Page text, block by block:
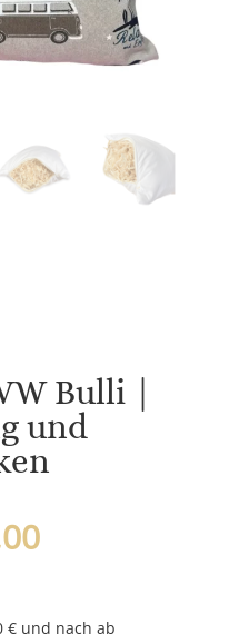
Bulli |
und
€ und nach ab